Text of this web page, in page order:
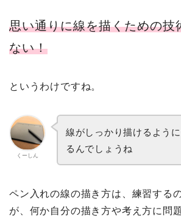
思い通りに線を描くための技
ない！
というわけですね。
くーしん
線がしっかり描けるよう
るんでしょうね
ペン入れの線の描き方は、練習する
が、何か自分の描き方や考え方に問